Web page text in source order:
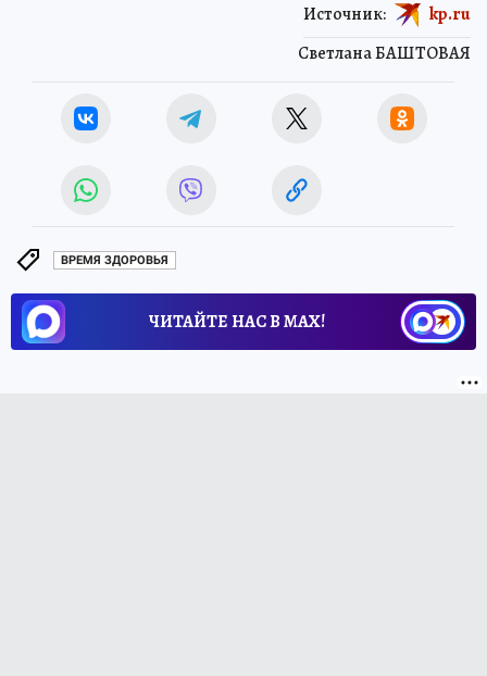
Светлана БАШТОВАЯ
Источник: kp.ru
ВРЕМЯ ЗДОРОВЬЯ
ЧИТАЙТЕ НАС В МАХ!